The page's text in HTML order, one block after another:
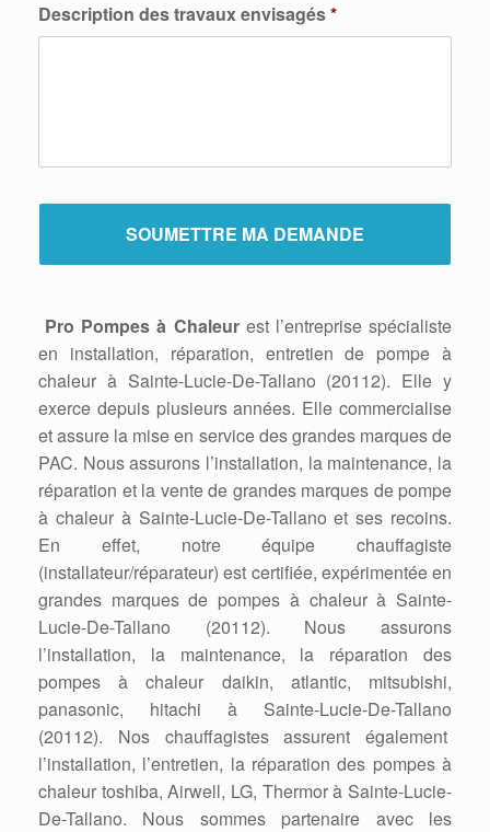
Description des travaux envisagés*
Pro Pompes à Chaleurest l’entreprise spécialiste
en installation, réparation, entretien de pompe à
chaleur à Sainte-Lucie-De-Tallano (20112). Elle y
exerce depuis plusieurs années. Elle commercialise
et assure la mise en service des grandes marques de
PAC. Nous assurons l’installation, la maintenance, la
réparation et la vente de grandes marques de pompe
à chaleur à Sainte-Lucie-De-Tallano et ses recoins.
En effet, notre équipe chauffagiste
(installateur/réparateur) est certifiée, expérimentée en
grandes marques de pompes à chaleur à Sainte-
Lucie-De-Tallano (20112). Nous assurons
l’installation, la maintenance, la réparation des
pompes à chaleur daikin, atlantic, mitsubishi,
panasonic, hitachi à Sainte-Lucie-De-Tallano
(20112). Nos chauffagistes assurent également
l’installation, l’entretien, la réparation des pompes à
chaleur toshiba, Airwell, LG, Thermor à Sainte-Lucie-
De-Tallano. Nous sommes partenaire avec les